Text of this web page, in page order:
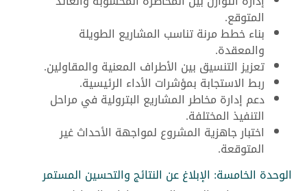
المتوقع.
بناء خطط مرنة تناسب المشاريع الطويلة
والمعقدة.
تعزيز التنسيق بين الأطراف المعنية والمقاولين.
ربط الاستجابة بمؤشرات الأداء الرئيسية.
دعم إدارة مخاطر المشاريع البترولية في مراحل
التنفيذ المختلفة.
اختبار جاهزية المشروع لمواجهة الأحداث غير
المتوقعة.
الوحدة الخامسة: الإبلاغ عن النتائج والتحسين المستمر